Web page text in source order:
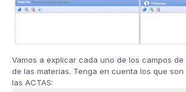
Vamos a explicar cada uno de los campos
de las materias. Tenga en cuenta los que
las ACTAS: